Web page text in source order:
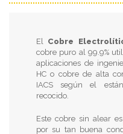
El Cobre
cobre puro al 99.9%
aplicaciones de
HC o cobre de alta
IACS según el
recocido.
Este cobre sin alear
por su tan buena